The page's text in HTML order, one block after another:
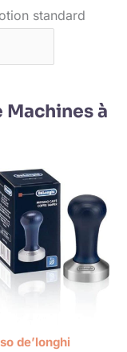
Machines à
de’longhi